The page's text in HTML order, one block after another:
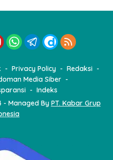
Privacy Policy
Redaksi
Media Siber
Indeks
Managed By PT. Kabar Grup